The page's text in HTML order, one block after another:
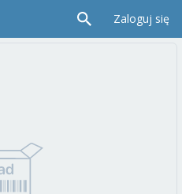
Zaloguj się